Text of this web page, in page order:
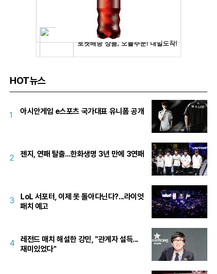
HOT뉴스
1 아시안게임 e스포츠 국가대표 유니폼 공개
2 젠지, 연패 탈출...한화생명 3년 만에 3연패
3
LoL 서포터, 이제 못 돌아다닌다?...라이엇
패치 예고
4
레전드 매치 해설한 강민, "관계자 설득...
재미있었다"